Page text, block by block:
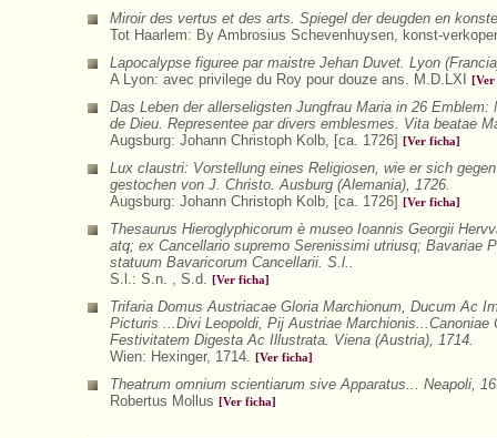
Miroir des vertus et des arts. Spiegel der deugden en
Tot Haarlem: By Ambrosius Schevenhuysen, konst-
Lapocalypse figuree par maistre Jehan Duvet. Lyon
A Lyon: avec privilege du Roy pour douze ans. M.D.LXI
Das Leben der allerseligsten Jungfrau Maria in 26
de Dieu. Representee par divers emblesmes. Vita beatae
Augsburg: Johann Christoph Kolb, [ca. 1726]
[Ver ficha]
Lux claustri: Vorstellung eines Religiosen, wie er sich
gestochen von J. Christo. Ausburg (Alemania), 1726.
Augsburg: Johann Christoph Kolb, [ca. 1726]
[Ver ficha]
Thesaurus Hieroglyphicorum è museo Ioannis Georgii
atq; ex Cancellario supremo Serenissimi utriusq;
statuum Bavaricorum Cancellarii. S.l..
S.l.: S.n. , S.d.
[Ver ficha]
Trifaria Domus Austriacae Gloria Marchionum, Ducum Ac
Picturis ...Divi Leopoldi, Pij Austriae
Festivitatem Digesta Ac Illustrata. Viena (Austria), 1714.
Wien: Hexinger, 1714.
[Ver ficha]
Theatrum omnium scientiarum sive Apparatus... Neapoli,
Robertus Mollus
[Ver ficha]